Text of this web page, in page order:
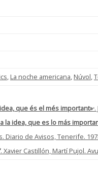
La noche americana Núvol
que és el més important»·
la idea, que es lo más
Diario de Avisos, Tenerife.
. Xavier Castillón, Martí Pujol.